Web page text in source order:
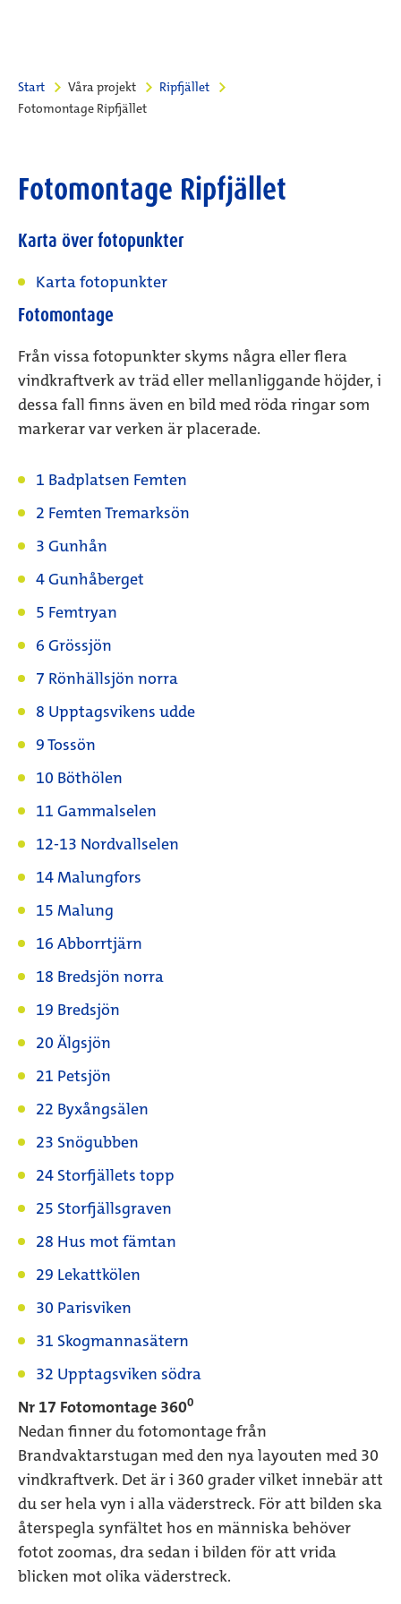
Start Våra projekt
Ripfjället
Fotomontage Ripfjället
Fotomontage Ripfjället
Karta över fotopunkter
Karta fotopunkter
Fotomontage
Från vissa fotopunkter skyms några eller flera
vindkraftverk av träd eller mellanliggande höjder, i
dessa fall finns även en bild med röda ringar som
markerar var verken är placerade.
1 Badplatsen Femten
2 Femten Tremarksön
3 Gunhån
4 Gunhåberget
5 Femtryan
6 Grössjön
7 Rönhällsjön norra
8 Upptagsvikens udde
9 Tossön
10 Böthölen
11 Gammalselen
12-13 Nordvallselen
14 Malungfors
15 Malung
16 Abborrtjärn
18 Bredsjön norra
19 Bredsjön
20 Älgsjön
21 Petsjön
22 Byxångsälen
23 Snögubben
24 Storfjällets topp
25 Storfjällsgraven
28 Hus mot fämtan
29 Lekattkölen
30 Parisviken
31 Skogmannasätern
32 Upptagsviken södra
Nr 17 Fotomontage 3600
Nedan finner du fotomontage från
Brandvaktarstugan med den nya layouten med 30
vindkraftverk. Det är i 360 grader vilket innebär att
du ser hela vyn i alla väderstreck. För att bilden ska
återspegla synfältet hos en människa behöver
fotot zoomas, dra sedan i bilden för att vrida
blicken mot olika väderstreck.